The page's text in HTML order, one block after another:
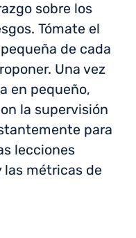
sobre los
Tómate el
de cada
Una vez
en pequeño,
la supervisión
para
lecciones
las métricas de